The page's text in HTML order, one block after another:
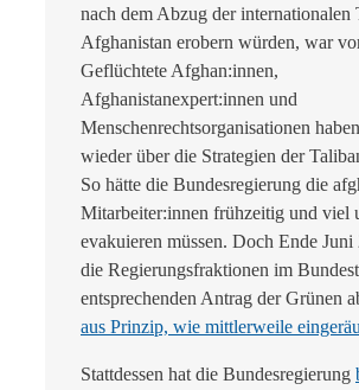
nach dem Abzug der internationalen
Afghanistan erobern würden, war
Geflüchtete Afghan:innen,
Afghanistanexpert:innen und
Menschenrechtsorganisationen
wieder über die Strategien der
So hätte die Bundesregierung die
Mitarbeiter:innen frühzeitig und viel
evakuieren müssen. Doch Ende Juni
die Regierungsfraktionen im
entsprechenden Antrag der Grünen
aus Prinzip, wie mittlerweile
Stattdessen hat die Bundesregierung